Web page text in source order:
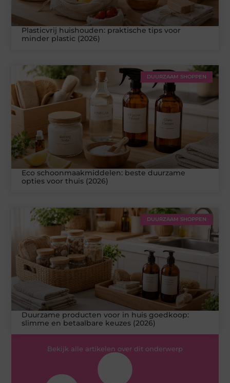
Plasticvrij huishouden: praktische tips voor
minder plastic (2026)
DUURZAAM SHOPPEN
Eco schoonmaakmiddelen: beste duurzame
opties voor thuis (2026)
DUURZAAM SHOPPEN
Duurzame producten voor in huis goedkoop:
slimme en betaalbare keuzes (2026)
Bekijk alle artikelen over dit onderwerp